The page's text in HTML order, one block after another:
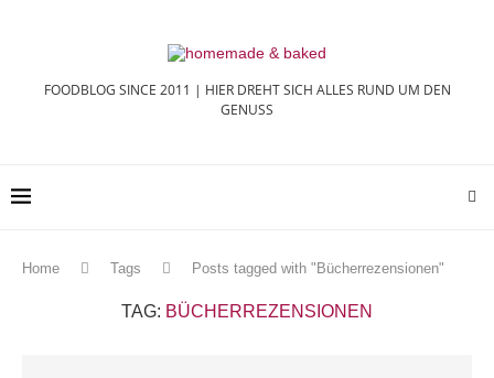
FOODBLOG SINCE 2011 | HIER DREHT SICH ALLES RUND UM DEN
GENUSS
Home Tags Posts tagged with "Bücherrezensionen"
TAG: BÜCHERREZENSIONEN